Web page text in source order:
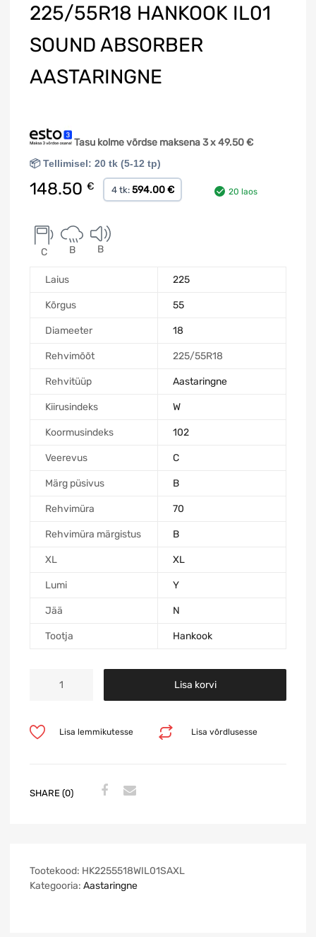
225/55R18 HANKOOK IL01
SOUND ABSORBER
AASTARINGNE
Tasu kolme võrdse maksena 3 x49.50€
📦 Tellimisel: 20 tk (5-12 tp)
148.50 € 4 tk: 594.00 € 20 laos
C B B
Laius 225
Kõrgus 55
Diameeter 18
Rehvimõõt 225/55R18
Rehvitüüp Aastaringne
Kiirusindeks W
Koormusindeks 102
Veerevus C
Märg püsivus B
Rehvimüra 70
Rehvimüra märgistus B
XL XL
Lumi Y
Jää N
Tootja Hankook
Lisa korvi
Lisa võrdlusesse
Lisa lemmikutesse
SHARE (0)
Tootekood: HK2255518WIL01SAXL
Kategooria: Aastaringne